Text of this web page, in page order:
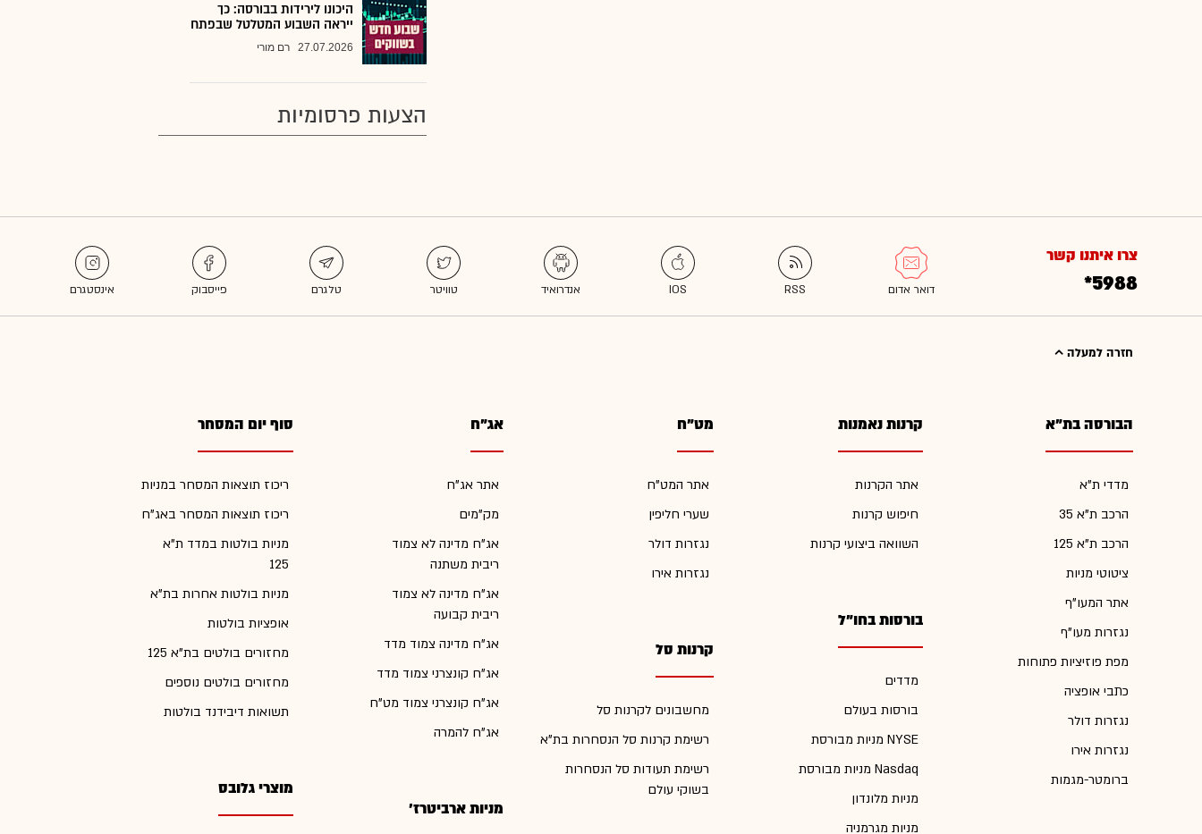
היכונו לירידות בבורסה: כך
ייראה השבוע המטלטל שבפתח
27.07.2026 רם מורי
הצעות פרסומיות
צרו איתנו קשר
*5988
חזרה למעלה
הבורסה בת"א
מדדי ת"א
הרכב ת"א 35
הרכב ת"א 125
ציטוטי מניות
אתר המעו"ף
נגזרות מעו"ף
מפת פוזיציות פתוחות
כתבי אופציה
נגזרות דולר
נגזרות אירו
ברומטר-מגמות
קרנות נאמנות
אתר הקרנות
חיפוש קרנות
השוואה ביצועי קרנות
בורסות בחו"ל
מדדים
בורסות בעולם
מניות מבורסת NYSE
מניות מבורסת Nasdaq
מניות מלונדון
מניות מגרמניה
מט"ח
אתר המט"ח
שערי חליפין
נגזרות דולר
נגזרות אירו
קרנות סל
מחשבונים לקרנות סל
רשימת קרנות סל הנסחרות בת"א
רשימת תעודות סל הנסחרות
בשוקי עולם
אג"ח
אתר אג"ח
מק"מים
אג"ח מדינה לא צמוד
ריבית משתנה
אג"ח מדינה לא צמוד
ריבית קבועה
אג"ח מדינה צמוד מדד
אג"ח קונצרני צמוד מדד
אג"ח קונצרני צמוד מט"ח
אג"ח להמרה
מניות ארביטרז'
סוף יום המסחר
ריכוז תוצאות המסחר במניות
ריכוז תוצאות המסחר באג"ח
מניות בולטות במדד ת"א
125
מניות בולטות אחרות בת"א
אופציות בולטות
מחזורים בולטים בת"א 125
מחזורים בולטים נוספים
תשואות דיבידנד בולטות
מוצרי גלובס